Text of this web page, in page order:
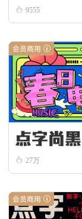
9555
会员商用
点字尚黑
27万
会员商用